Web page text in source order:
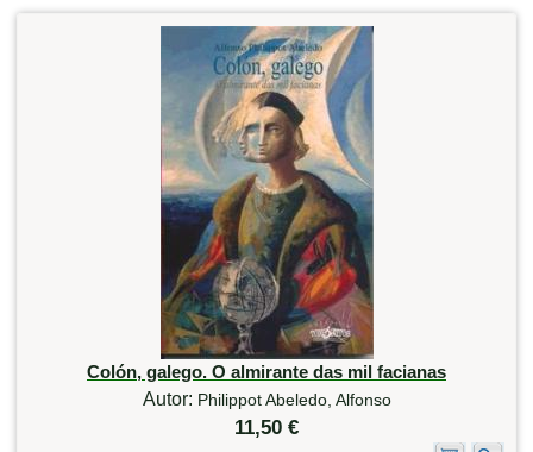
Colón, galego. O almirante das mil facianas
Autor: Philippot Abeledo, Alfonso
11,50 €